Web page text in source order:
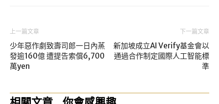
上一篇文章
少年惡作劇致壽司郎一日內蒸
發逾160億 遭提告索償6,700
萬yen
下一篇文章
新加坡成立AI Verify基金會以
通過合作制定國際人工智能標
準